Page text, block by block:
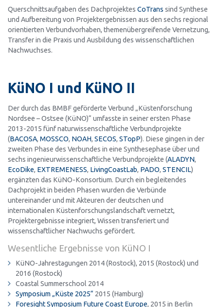
Querschnittsaufgaben des Dachprojektes CoTrans sind Synthese
und Aufbereitung von Projektergebnissen aus den sechs regional
orientierten Verbundvorhaben, themenübergreifende Vernetzung,
Transfer in die Praxis und Ausbildung des wissenschaftlichen
Nachwuchses.
KüNO I und KüNO II
Der durch das BMBF geförderte Verbund „Küstenforschung
Nordsee – Ostsee (KüNO)“ umfasste in seiner ersten Phase
2013-2015 fünf naturwissenschaftliche Verbundprojekte
(BACOSA, MOSSCO, NOAH, SECOS, STopP). Diese gingen in der
zweiten Phase des Verbundes in eine Synthesephase über und
sechs ingenieurwissenschaftliche Verbundprojekte (ALADYN,
EcoDike, EXTREMENESS, LivingCoastLab, PADO, STENCIL)
ergänzten das KüNO-Konsortium. Durch ein begleitendes
Dachprojekt in beiden Phasen wurden die Verbünde
untereinander und mit Akteuren der deutschen und
internationalen Küstenforschungslandschaft vernetzt,
Projektergebnisse integriert, Wissen transferiert und
wissenschaftlicher Nachwuchs gefördert.
Wesentliche Ergebnisse von KüNO I
KüNO-Jahrestagungen 2014 (Rostock), 2015 (Rostock) und
2016 (Rostock)
Coastal Summerschool 2014
Symposium „Küste 2025“ 2015 (Hamburg)
Foresight Symposium Future Coast Europe, 2015 in Berlin